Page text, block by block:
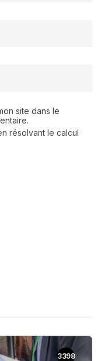
site dans le
résolvant le calcul
3398